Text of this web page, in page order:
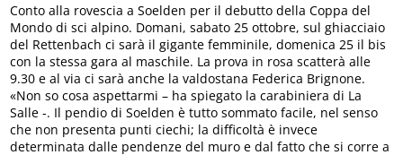
Conto alla rovescia a Soelden per il debutto della Coppa del
Mondo di sci alpino. Domani, sabato 25 ottobre, sul ghiacciaio
del Rettenbach ci sarà il gigante femminile, domenica 25 il bis
con la stessa gara al maschile. La prova in rosa scatterà alle
9.30 e al via ci sarà anche la valdostana Federica Brignone.
«Non so cosa aspettarmi – ha spiegato la carabiniera di La
Salle -. Il pendio di Soelden è tutto sommato facile, nel senso
che non presenta punti ciechi; la difficoltà è invece
determinata dalle pendenze del muro e dal fatto che si corre a